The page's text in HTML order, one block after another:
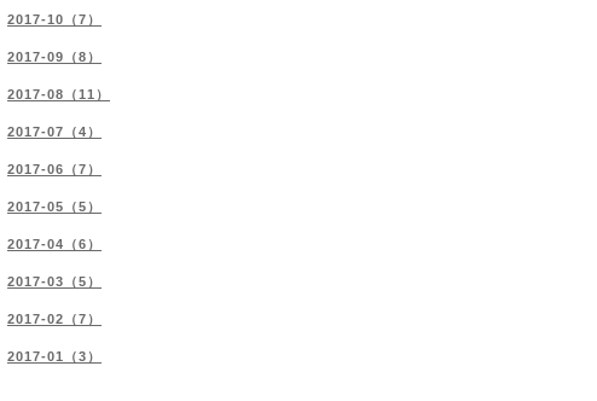
2017-10（7）
2017-09（8）
2017-08（11）
2017-07（4）
2017-06（7）
2017-05（5）
2017-04（6）
2017-03（5）
2017-02（7）
2017-01（3）